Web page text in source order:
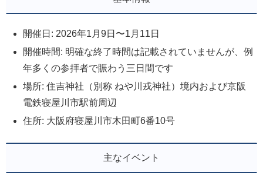
開催日: 2026年1月9日〜1月11日
開催時間: 明確な終了時間は記載されていませんが、例
年多くの参拝者で賑わう三日間です
場所: 住吉神社（別称 ねや川戎神社）境内および京阪
電鉄寝屋川市駅前周辺
住所: 大阪府寝屋川市木田町6番10号
主なイベント